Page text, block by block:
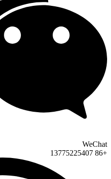
WeChat
+86 13775225407